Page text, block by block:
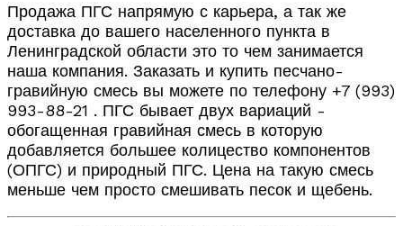
Продажа ПГС напрямую с карьера, а так же
доставка до вашего населенного пункта в
Ленинградской области это то чем занимается
наша компания. Заказать и купить песчано-
гравийную смесь вы можете по телефону +7 (993)
993-88-21 . ПГС бывает двух вариаций -
обогащенная гравийная смесь в которую
добавляется большее колицество компонентов
(ОПГС) и природный ПГС. Цена на такую смесь
меньше чем просто смешивать песок и щебень.